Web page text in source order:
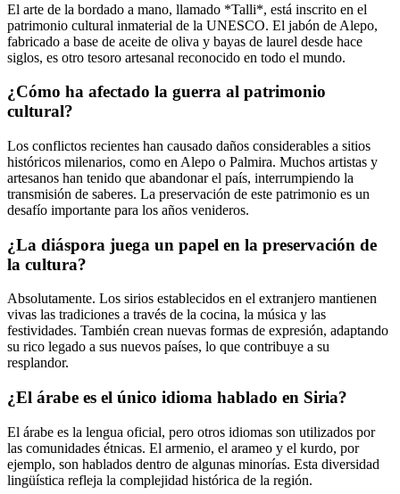
El arte de la bordado a mano, llamado *Talli*, está inscrito en el
patrimonio cultural inmaterial de la UNESCO. El jabón de Alepo,
fabricado a base de aceite de oliva y bayas de laurel desde hace
siglos, es otro tesoro artesanal reconocido en todo el mundo.
¿Cómo ha afectado la guerra al patrimonio
cultural?
Los conflictos recientes han causado daños considerables a sitios
históricos milenarios, como en Alepo o Palmira. Muchos artistas y
artesanos han tenido que abandonar el país, interrumpiendo la
transmisión de saberes. La preservación de este patrimonio es un
desafío importante para los años venideros.
¿La diáspora juega un papel en la preservación de
la cultura?
Absolutamente. Los sirios establecidos en el extranjero mantienen
vivas las tradiciones a través de la cocina, la música y las
festividades. También crean nuevas formas de expresión, adaptando
su rico legado a sus nuevos países, lo que contribuye a su
resplandor.
¿El árabe es el único idioma hablado en Siria?
El árabe es la lengua oficial, pero otros idiomas son utilizados por
las comunidades étnicas. El armenio, el arameo y el kurdo, por
ejemplo, son hablados dentro de algunas minorías. Esta diversidad
lingüística refleja la complejidad histórica de la región.